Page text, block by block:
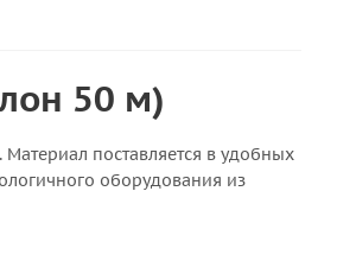
50 м)
. Материал поставляется в удобных
оборудования из